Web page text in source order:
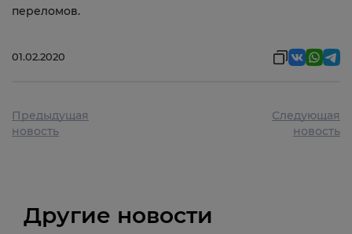
переломов.
01.02.2020
Предыдущая
новость
Следующая
новость
Другие новости